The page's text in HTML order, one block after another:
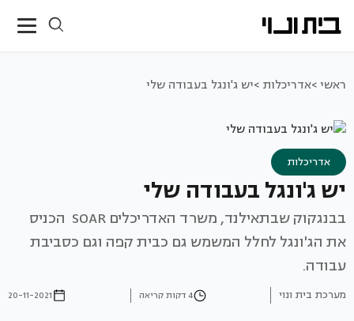
ראשי >אדריכלות >יש ג'ונגל בעבודה שלי
אדריכלות
יש ג'ונגל בעבודה שלי
בבנגקוק שבתאילנד, משרד האדריכלים SOAR הכניס
את הג'ונגל לחלל המשמש גם כבית קפה וגם כסביבת
עבודה.
מערכת בית ונוי 4 דקות קריאה 20-11-2021